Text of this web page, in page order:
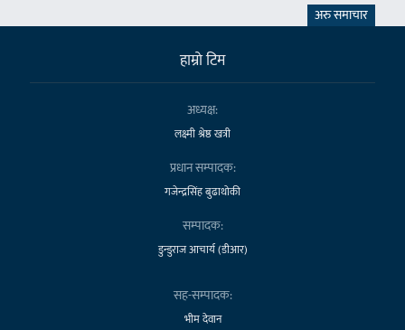
अरु समाचार
हाम्राे टिम
अध्यक्ष:
लक्ष्मी श्रेष्ठ खत्री
प्रधान सम्पादक:
गजेन्द्रसिंह बुढाथोकी
सम्पादक:
डुन्डुराज आचार्य (डीआर)
सह-सम्पादक:
भीम देवान